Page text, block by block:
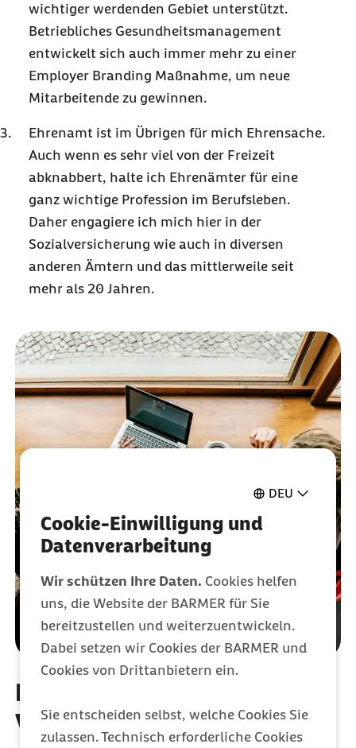
DEU
Cookie-Einwilligung und
Datenverarbeitung
Wir schützen Ihre Daten. Cookies helfen
uns, die Website der BARMER für Sie
bereitzustellen und weiterzuentwickeln.
Dabei setzen wir Cookies der BARMER und
Cookies von Drittanbietern ein.
Sie entscheiden selbst, welche Cookies Sie
zulassen. Technisch erforderliche Cookies
wichtiger werdenden Gebiet unterstützt.
Betriebliches Gesundheitsmanagement
entwickelt sich auch immer mehr zu einer
Employer Branding Maßnahme, um neue
Mitarbeitende zu gewinnen.
Ehrenamt ist im Übrigen für mich Ehrensache.
Auch wenn es sehr viel von der Freizeit
abknabbert, halte ich Ehrenämter für eine
ganz wichtige Profession im Berufsleben.
Daher engagiere ich mich hier in der
Sozialversicherung wie auch in diversen
anderen Ämtern und das mittlerweile seit
mehr als 20 Jahren.
Ihr Kontakt zum
Verwaltungsrat